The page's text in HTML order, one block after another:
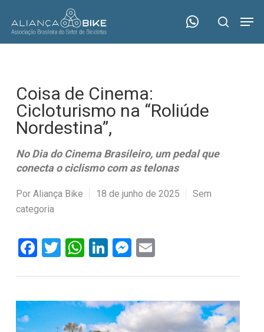
main
search
Coisa de Cinema:
Cicloturismo na “Roliúde
Nordestina”,
No Dia do Cinema Brasileiro, um pedal que
conecta o ciclismo com as telonas
Por Aliança Bike 18 de junho de 2025
Sem
categoria
Facebook
Twitter
WhatsApp
LinkedIn
Messenger
Email